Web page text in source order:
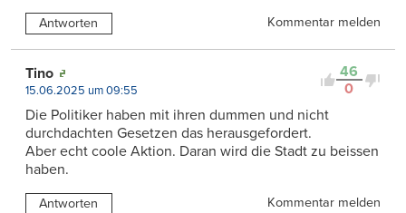
Antworten Kommentar melden
46
0
Tino
15.06.2025 um 09:55
Die Politiker haben mit ihren dummen und nicht
durchdachten Gesetzen das herausgefordert.
Aber echt coole Aktion. Daran wird die Stadt zu beissen
haben.
Antworten
Kommentar melden